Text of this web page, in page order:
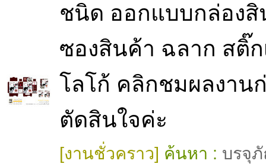
ชนิด ออกแบบกล่องสิ
ซองสินค้า ฉลาก สติ๊ก
โลโก้ คลิกชมผลงาน
ตัดสินใจค่ะ
[งานชั่วคราว] ค้นหา : บรจุ